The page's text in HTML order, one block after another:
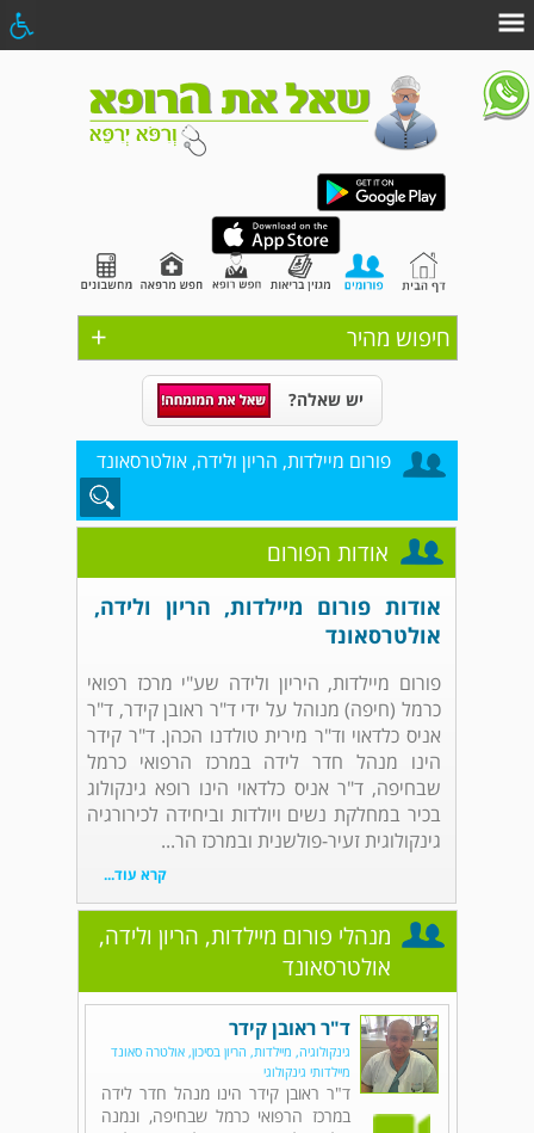
+ חיפוש מהיר
יש שאלה?
פורום מיילדות, הריון ולידה, אולטרסאונד
אודות הפורום
אודות פורום מיילדות, הריון ולידה,
אולטרסאונד
פורום מיילדות, היריון ולידה שע"י מרכז רפואי
כרמל (חיפה) מנוהל על ידי ד"ר ראובן קידר, ד"ר
אניס כלדאוי וד"ר מירית טולדנו הכהן. ד"ר קידר
הינו מנהל חדר לידה במרכז הרפואי כרמל
שבחיפה, ד"ר אניס כלדאוי הינו רופא גינקולוג
בכיר במחלקת נשים ויולדות וביחידה לכירורגיה
גינקולוגית זעיר-פולשנית ובמרכז הר...
קרא עוד...
מנהלי פורום מיילדות, הריון ולידה,
אולטרסאונד
ד"ר ראובן קידר
גינקולוגיה, מיילדות, הריון בסיכון, אולטרה סאונד
מיילדותי גינקולוגי
ד"ר ראובן קידר הינו מנהל חדר לידה
במרכז הרפואי כרמל שבחיפה, ונמנה